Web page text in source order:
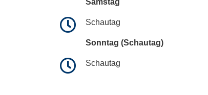
Samstag
Schautag
Sonntag (Schautag)
Schautag